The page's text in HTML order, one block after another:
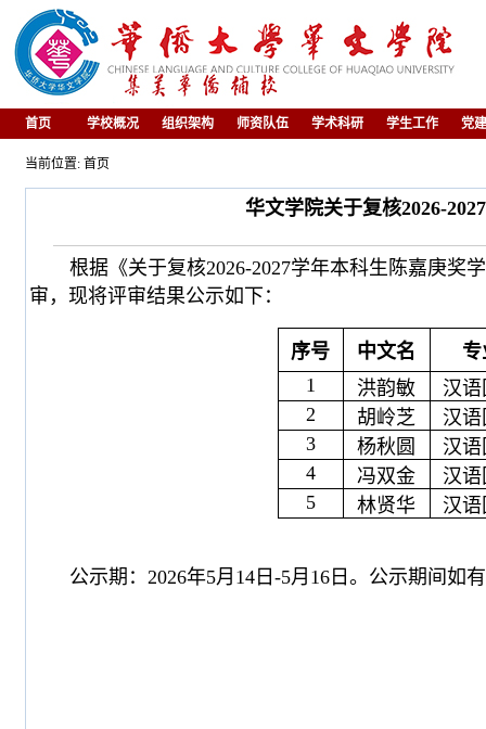
首页 学校概况 组织架构 师资队伍 学术科研 学生工作 党
当前位置: 首页
华文学院关于复核2026-
根据《关于复核2026-2027学年本科生陈嘉庚奖
审，现将评审结果公示如下：
序号 中文名
1
洪韵敏
汉
2
胡岭芝
汉
3
杨秋圆
汉
4
冯双金
汉
5
林贤华 汉
公示期：2026年5月14日-5月16日。公示期间如